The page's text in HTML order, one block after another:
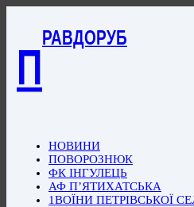
П
РАВДОРУБ
НОВИНИ
ПОВОРОЗНЮК
ФК ІНГУЛЕЦЬ
АФ П’ЯТИХАТСЬКА
1ВОЇНИ ПЕТРІВСЬКОЇ